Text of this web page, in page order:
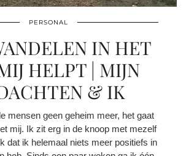
PERSONAL
IN HET
HELPT | MIJN
& IK
mensen geen geheim meer, het gaat
mij. Ik zit erg in de knoop met mezelf
dat ik helemaal niets meer positiefs in